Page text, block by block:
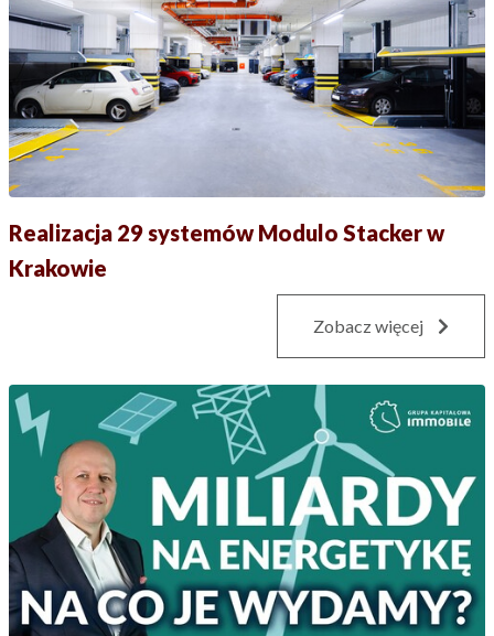
Realizacja 29 systemów Modulo Stacker w
Krakowie
Zobacz więcej